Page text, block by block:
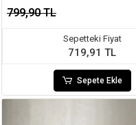
799,90 TL
Sepetteki Fiyat
719,91 TL
Sepete Ekle